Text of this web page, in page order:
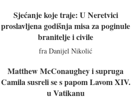
Sjećanje koje traje: U Neretvici
proslavljena godišnja misa za poginule
branitelje i civile
fra Danijel Nikolić
Matthew McConaughey i supruga
Camila susreli se s papom Lavom XIV.
u Vatikanu